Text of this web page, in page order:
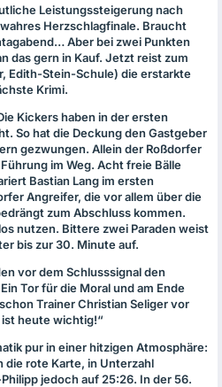
Leistungssteigerung nach
Herzschlagfinale. Braucht
Aber bei zwei Punkten
das gern in Kauf. Jetzt reist zum
Edith-Stein-Schule) die erstarkte
Krimi.
Kickers haben in der ersten
So hat die Deckung den Gastgeber
gezwungen. Allein der Roßdorfer
im Weg. Acht freie Bälle
Bastian Lang im ersten
Angreifer, die vor allem über die
zum Abschluss kommen.
nutzen. Bittere zwei Paraden weist
bis zur 30. Minute auf.
vor dem Schlusssignal den
Tor für die Moral und am Ende
Trainer Christian Seliger vor
heute wichtig!“
pur in einer hitzigen Atmosphäre:
die rote Karte, in Unterzahl
jedoch auf 25:26. In der 56.